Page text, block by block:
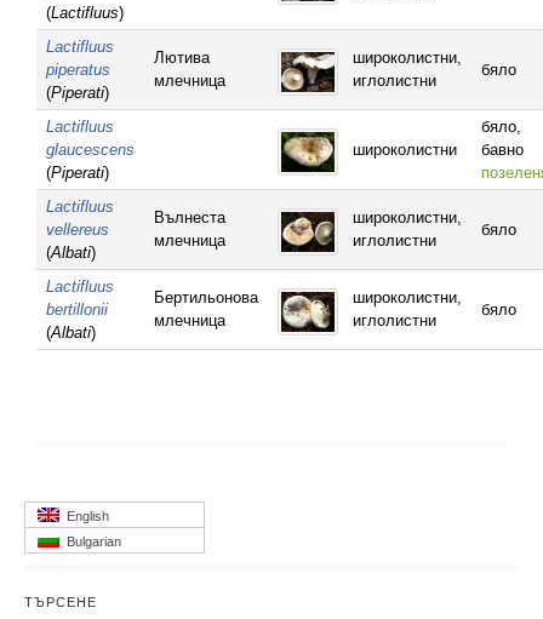
(Lactifluus)
Lactifluus
piperatus
(Piperati)
Лютива
млечница
широколистни,
иглолистни
бяло
Lactifluus
glaucescens
(Piperati)
широколистни
бяло,
бавно
Lactifluus
vellereus
(Albati)
Вълнеста
млечница
широколистни,
иглолистни
бяло
Lactifluus
bertillonii
(Albati)
Бертильонова
млечница
широколистни,
иглолистни
бяло
English
Bulgarian
ТЪРСЕНЕ